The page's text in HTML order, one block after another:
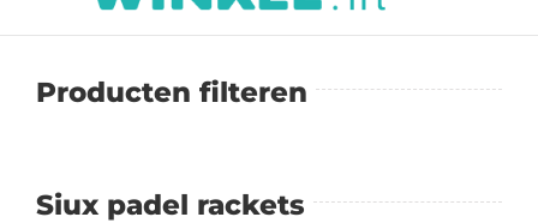
Producten filteren
Siux padel rackets